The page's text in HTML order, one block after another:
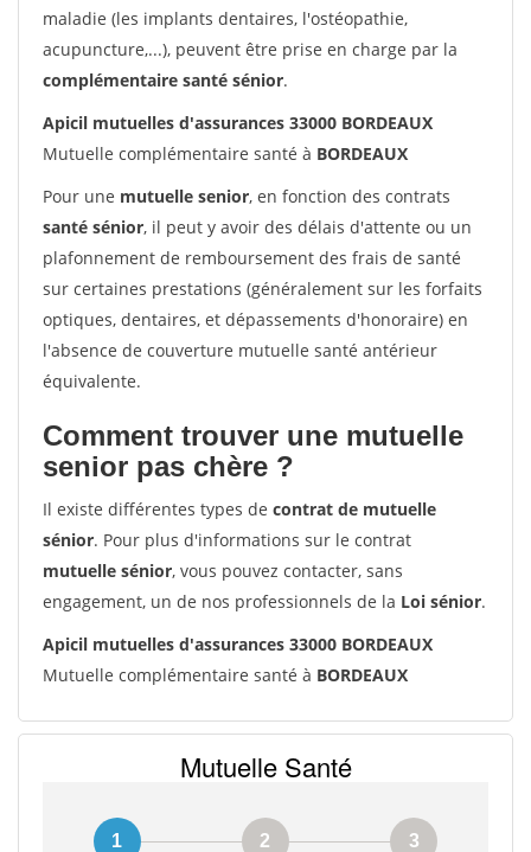
maladie (les implants dentaires, l'ostéopathie,
acupuncture,...), peuvent être prise en charge par la
complémentaire santé sénior.
Apicil mutuelles d'assurances 33000 BORDEAUX
Mutuelle complémentaire santé à BORDEAUX
Pour une mutuelle senior, en fonction des contrats
santé sénior, il peut y avoir des délais d'attente ou un
plafonnement de remboursement des frais de santé
sur certaines prestations (généralement sur les forfaits
optiques, dentaires, et dépassements d'honoraire) en
l'absence de couverture mutuelle santé antérieur
équivalente.
Comment trouver une mutuelle
senior pas chère ?
Il existe différentes types de contrat de mutuelle
sénior. Pour plus d'informations sur le contrat
mutuelle sénior, vous pouvez contacter, sans
engagement, un de nos professionnels de la Loi sénior.
Apicil mutuelles d'assurances 33000 BORDEAUX
Mutuelle complémentaire santé à BORDEAUX